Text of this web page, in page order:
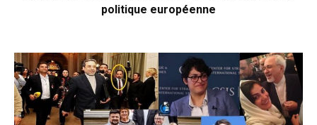
politique européenne